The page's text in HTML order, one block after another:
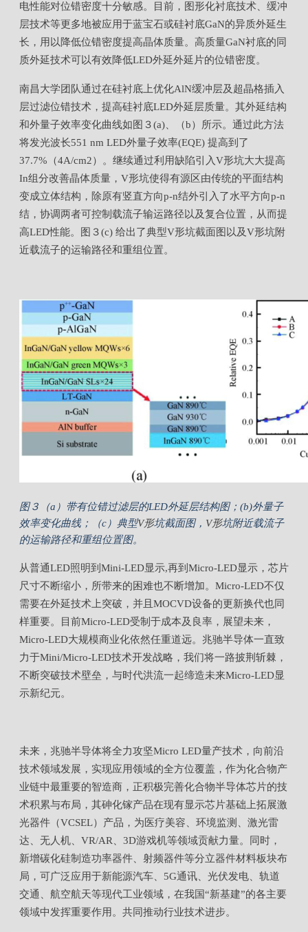
电性能对位错密度十分敏感。目前，图形化衬底技术、缓冲
层技术等更多地被应用于蓝宝石或硅衬底GaN的异质外延生
长，用以降低位错密度提高晶体质量。高质量GaN衬底的同
质外延技术可以有效降低LED外延外延片的位错密度。
南昌大学团队通过在硅衬底上优化AlN缓冲层及超晶格插入
层过滤位错技术，提高硅衬底LED外延层质量。其外延结构
和外量子效率变化曲线如图３(a)、（b）所示。通过此方法
将发光波长551 nm LED外量子效率(EQE) 提高到了
37.7%（4A/cm2）。继续通过利用缺陷引入V形坑大大提高
In组分改善晶体质量， V形坑使得有源区由传统的平面结构
变成立体结构，除原有竖直方向p-n结外引入了水平方向p-n
结，协调两者可控制载流子输运路径以及复合位置，从而提
高LED性能。图３(c) 给出了典型V形坑截面图以及V形坑附
近载流子的运输路径和重组位置。
图３（a）带有位错过滤层的LED外延层结构图；(b)外量子
效率变化曲线；（c）典型V形坑截面图， V形坑附近载流子
的运输路径和重组位置图。
从普通LED照明到Mini-LED显示,再到Micro-LED显示，芯片
尺寸不断缩小，所带来的困难也不断增加。Micro-LED不仅
需要在外延技术上突破，并且MOCVD设备的更新换代也同
样重要。目前Micro-LED受制于成本及良率，展望未来，
Micro-LED大规模商业化依然任重道远。兆驰半导体一直致
力于Mini/Micro-LED技术开发战略，我们将一路披荆斩棘，
不断突破技术壁垒，与时代洪流一起缔造未来Micro-LED显
示新纪元。
未来，兆驰半导体将全力攻坚Micro LED量产技术，向前沿
技术领域发展，实现应用领域的全方位覆盖，作为化合物产
业链中最重要的智造商，正积极完善化合物半导体芯片的技
术积累与布局，其砷化镓产品在现有显示芯片基础上拓展激
光器件（VCSEL）产品，为医疗美容、环境监测、激光雷
达、无人机、VR/AR、3D游戏机等领域贡献力量。同时，
新增碳化硅制造功率器件、射频器件等分立器件材料板块布
局，可广泛应用于新能源汽车、5G通讯、光伏发电、轨道
交通、航空航天等现代工业领域，在我国“新基建”的各主要
领域中发挥重要作用。共同推动行业技术进步。